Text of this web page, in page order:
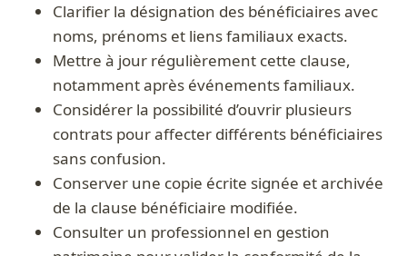
Clarifier la désignation des bénéficiaires avec
noms, prénoms et liens familiaux exacts.
Mettre à jour régulièrement cette clause,
notamment après événements familiaux.
Considérer la possibilité d’ouvrir plusieurs
contrats pour affecter différents bénéficiaires
sans confusion.
Conserver une copie écrite signée et archivée
de la clause bénéficiaire modifiée.
Consulter un professionnel en gestion